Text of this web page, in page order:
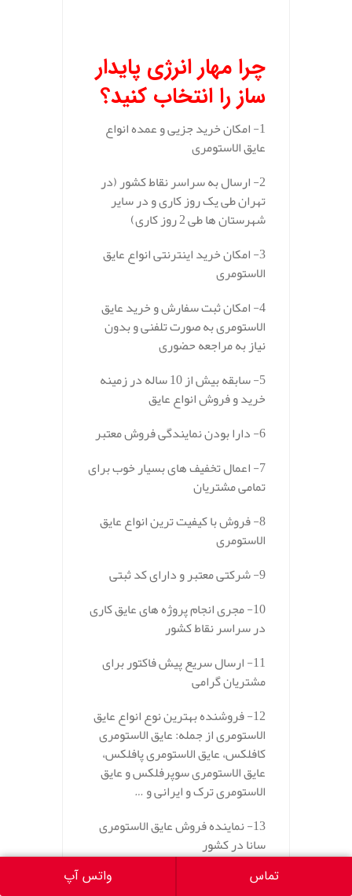
چرا مهار انرژی پایدار
ساز را انتخاب کنید؟
1- امکان خرید جزیی و عمده انواع
عایق الاستومری
2- ارسال به سراسر نقاط کشور (در
تهران طی یک روز کاری و در سایر
شهرستان ها طی 2 روز کاری)
3- امکان خرید اینترنتی انواع عایق
الاستومری
4- امکان ثبت سفارش و خرید عایق
الاستومری به صورت تلفنی و بدون
نیاز به مراجعه حضوری
5- سابقه بیش از 10 ساله در زمینه
خرید و فروش انواع عایق
6- دارا بودن نمایندگی فروش معتبر
7- اعمال تخفیف های بسیار خوب برای
تمامی مشتریان
8- فروش با کیفیت ترین انواع عایق
الاستومری
9- شرکتی معتبر و دارای کد ثبتی
10- مجری انجام پروژه های عایق کاری
در سراسر نقاط کشور
11- ارسال سریع پیش فاکتور برای
مشتریان گرامی
12- فروشنده بهترین نوع انواع عایق
الاستومری از جمله: عایق الاستومری
کافلکس، عایق الاستومری پافلکس،
عایق الاستومری سوپرفلکس و عایق
الاستومری ترک و ایرانی و …
13- نماینده فروش عایق الاستومری
سانا در کشور
14- مشاوره رایگان طی روزها و ساعتتماس واتس آپ